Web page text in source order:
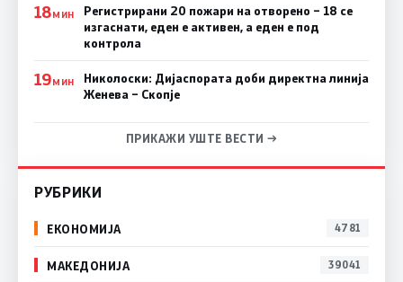
18МИН
Регистрирани 20 пожари на отворено – 18 се
изгаснати, еден е активен, а еден е под
контрола
19МИН
Николоски: Дијаспората доби директна линија
Женева – Скопје
ПРИКАЖИ УШТЕ ВЕСТИ →
РУБРИКИ
ЕКОНОМИЈА 4781
МАКЕДОНИЈА 39041